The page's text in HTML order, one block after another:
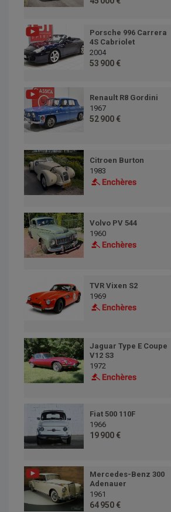
Porsche 996 Carrera
4S Cabriolet
2004
53 900 €
Renault R8 Gordini
1967
52 900 €
Citroen Burton
1983
Volvo PV 544
1960
TVR Vixen S2
1969
Jaguar Type E Coupe
V12 S3
1972
Fiat 500 110F
1966
19 900 €
Mercedes-Benz 300
Adenauer
1961
64 950 €